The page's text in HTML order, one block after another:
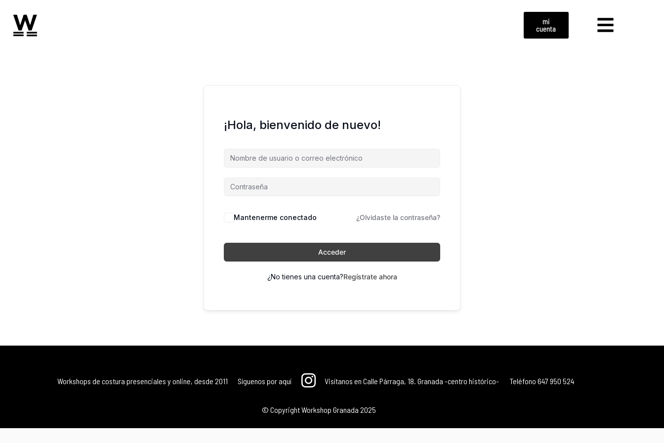
mi
cuenta
¡Hola, bienvenido de nuevo!
Mantenerme conectado ¿Olvidaste la contraseña?
Acceder
¿No tienes una cuenta?Regístrate ahora
Workshops de costura presenciales y online, desde 2011 Síguenos por aquí Visítanos en Calle Párraga, 18. Granada -centro histórico- Teléfono 647 950 524
© Copyright Workshop Granada 2025